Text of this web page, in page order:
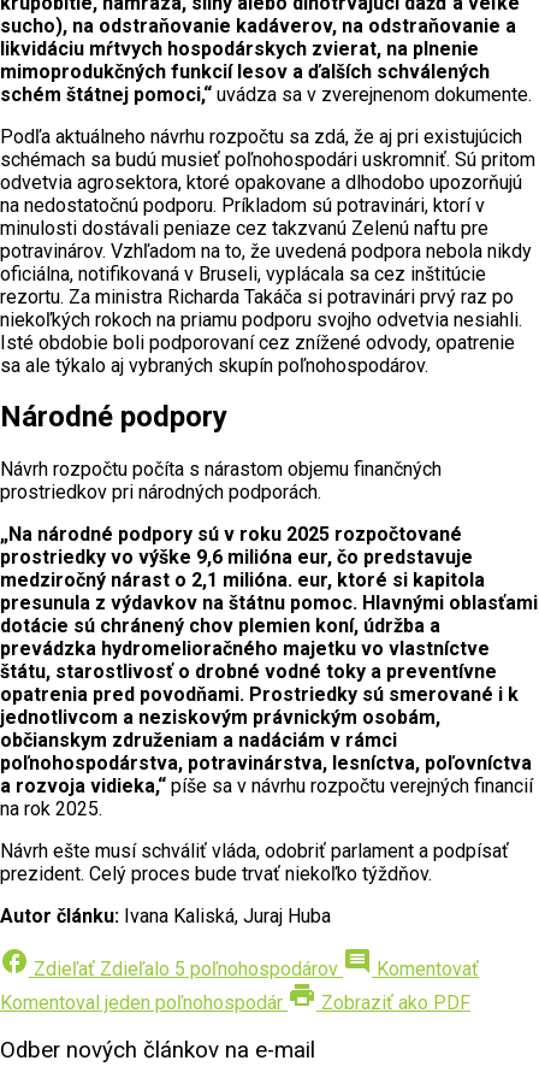
sucho), na odstraňovanie kadáverov, na odstraňovanie a
likvidáciu mŕtvych hospodárskych zvierat, na plnenie
mimoprodukčných funkcií lesov a ďalších schválených
schém štátnej pomoci,“ uvádza sa v zverejnenom dokumente.
Podľa aktuálneho návrhu rozpočtu sa zdá, že aj pri existujúcich
schémach sa budú musieť poľnohospodári uskromniť. Sú pritom
odvetvia agrosektora, ktoré opakovane a dlhodobo upozorňujú
na nedostatočnú podporu. Príkladom sú potravinári, ktorí v
minulosti dostávali peniaze cez takzvanú Zelenú naftu pre
potravinárov. Vzhľadom na to, že uvedená podpora nebola nikdy
oficiálna, notifikovaná v Bruseli, vyplácala sa cez inštitúcie
rezortu. Za ministra Richarda Takáča si potravinári prvý raz po
niekoľkých rokoch na priamu podporu svojho odvetvia nesiahli.
Isté obdobie boli podporovaní cez znížené odvody, opatrenie
sa ale týkalo aj vybraných skupín poľnohospodárov.
Národné podpory
Návrh rozpočtu počíta s nárastom objemu finančných
prostriedkov pri národných podporách.
„Na národné podpory sú v roku 2025 rozpočtované
prostriedky vo výške 9,6 milióna eur, čo predstavuje
medziročný nárast o 2,1 milióna. eur, ktoré si kapitola
presunula z výdavkov na štátnu pomoc. Hlavnými oblasťami
dotácie sú chránený chov plemien koní, údržba a
prevádzka hydromelioračného majetku vo vlastníctve
štátu, starostlivosť o drobné vodné toky a preventívne
opatrenia pred povodňami. Prostriedky sú smerované i k
jednotlivcom a neziskovým právnickým osobám,
občianskym združeniam a nadáciám v rámci
poľnohospodárstva, potravinárstva, lesníctva, poľovníctva
a rozvoja vidieka,“ píše sa v návrhu rozpočtu verejných financií
na rok 2025.
Návrh ešte musí schváliť vláda, odobriť parlament a podpísať
prezident. Celý proces bude trvať niekoľko týždňov.
Autor článku: Ivana Kaliská, Juraj Huba
facebook Zdieľať Zdieľalo 5 poľnohospodárov comment
Komentovať
Komentoval jeden poľnohospodár print Zobraziť ako PDF
Odber nových článkov na e-mail